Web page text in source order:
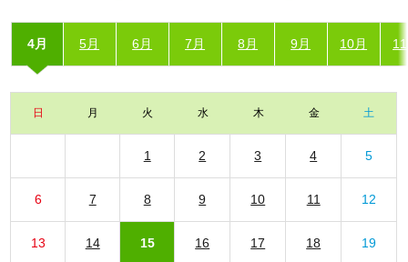
4月 5月 6月 7月 8月 9月 10月
日 月 火 水 木 金 土
1 2 3 4 5
6 7 8 9 10 11 12
13 14 15 16 17 18 19